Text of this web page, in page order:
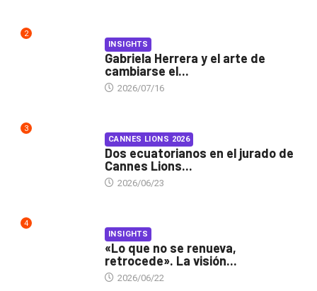
2
INSIGHTS
Gabriela Herrera y el arte de
cambiarse el...
2026/07/16
3
CANNES LIONS 2026
Dos ecuatorianos en el jurado de
Cannes Lions...
2026/06/23
4
INSIGHTS
«Lo que no se renueva,
retrocede». La visión...
2026/06/22